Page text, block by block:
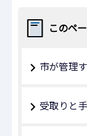
このペ
市が管理
受取りと